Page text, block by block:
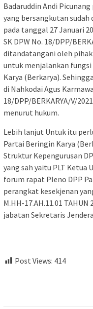
Badaruddin Andi
yang bersangkutan
pada tanggal 27 Januari
SK DPW No. 18/DPP/
ditandatangani oleh
untuk menjalankan
Karya (Berkarya).
di Nahkodai Agus
18/DPP/BERKARYA/V/
menurut hukum.
Lebih lanjut Untuk itu
Partai Beringin Karya
Struktur Kepengurusan
yang sah yaitu PLT Ketua
forum rapat Pleno DPP
perangkat kesekjenan
M.HH-17.AH.11.01
jabatan Sekretaris
Post Views: 414